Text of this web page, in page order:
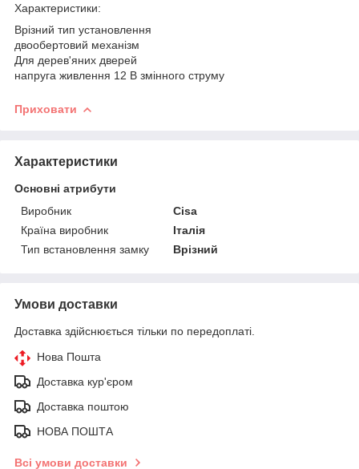
Характеристики:
Врізний тип установлення
двообертовий механізм
Для дерев'яних дверей
напруга живлення 12 В змінного струму
Приховати
Характеристики
Основні атрибути
Виробник
Cisa
Країна виробник
Італія
Тип встановлення замку
Врізний
Умови доставки
Доставка здійснюється тільки по передоплаті.
Нова Пошта
Доставка кур'єром
Доставка поштою
НОВА ПОШТА
Всі умови доставки